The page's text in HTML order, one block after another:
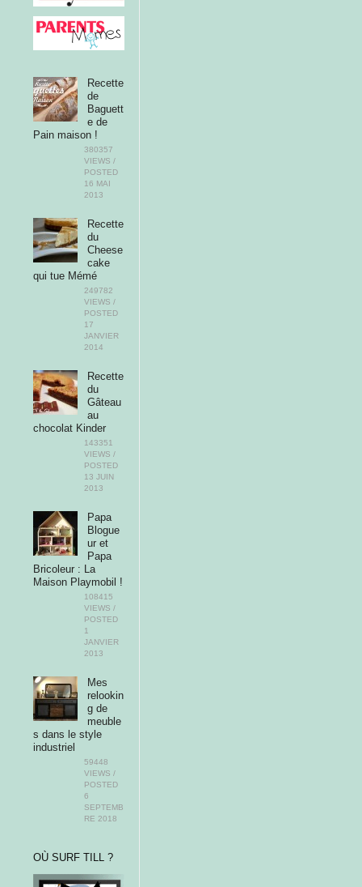
Recette
de
Baguett
e de
Pain maison !
380357
VIEWS /
POSTED
16 MAI
2013
Recette
du
Cheese
cake
qui tue Mémé
249782
VIEWS /
POSTED
17
JANVIER
2014
Recette
du
Gâteau
au
chocolat Kinder
143351
VIEWS /
POSTED
13 JUIN
2013
Papa
Blogue
ur et
Papa
Bricoleur : La
Maison Playmobil !
108415
VIEWS /
POSTED
1
JANVIER
2013
Mes
relookin
g de
meuble
s dans le style
industriel
59448
VIEWS /
POSTED
6
SEPTEMB
RE 2018
OÙ SURF TILL ?